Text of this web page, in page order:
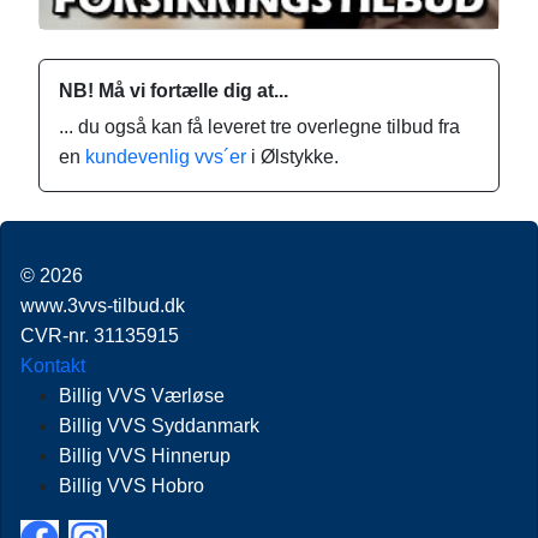
NB! Må vi fortælle dig at...
... du også kan få leveret tre overlegne tilbud fra
en kundevenlig vvs´er i Ølstykke.
© 2026
www.3vvs-tilbud.dk
CVR-nr. 31135915
Kontakt
Billig VVS Værløse
Billig VVS Syddanmark
Billig VVS Hinnerup
Billig VVS Hobro